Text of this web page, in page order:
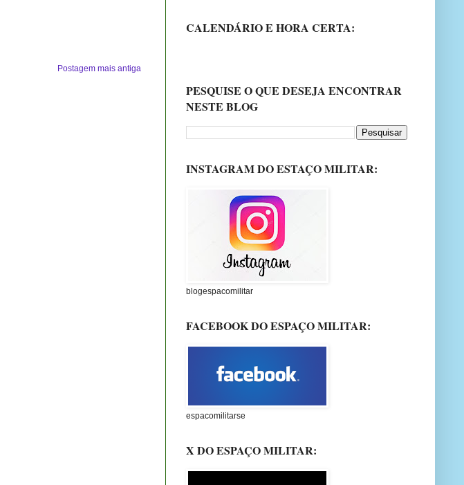
Postagem mais antiga
CALENDÁRIO E HORA CERTA:
PESQUISE O QUE DESEJA ENCONTRAR
NESTE BLOG
INSTAGRAM DO ESTAÇO MILITAR:
blogespacomilitar
FACEBOOK DO ESPAÇO MILITAR:
espacomilitarse
X DO ESPAÇO MILITAR: